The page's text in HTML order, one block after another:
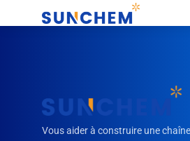
Vous aider à construire une chaîne